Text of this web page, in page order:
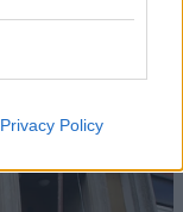
Privacy Policy